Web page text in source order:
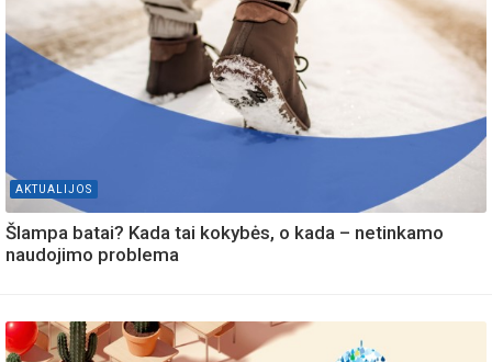
AKTUALIJOS
Šlampa batai? Kada tai kokybės, o kada – netinkamo
naudojimo problema